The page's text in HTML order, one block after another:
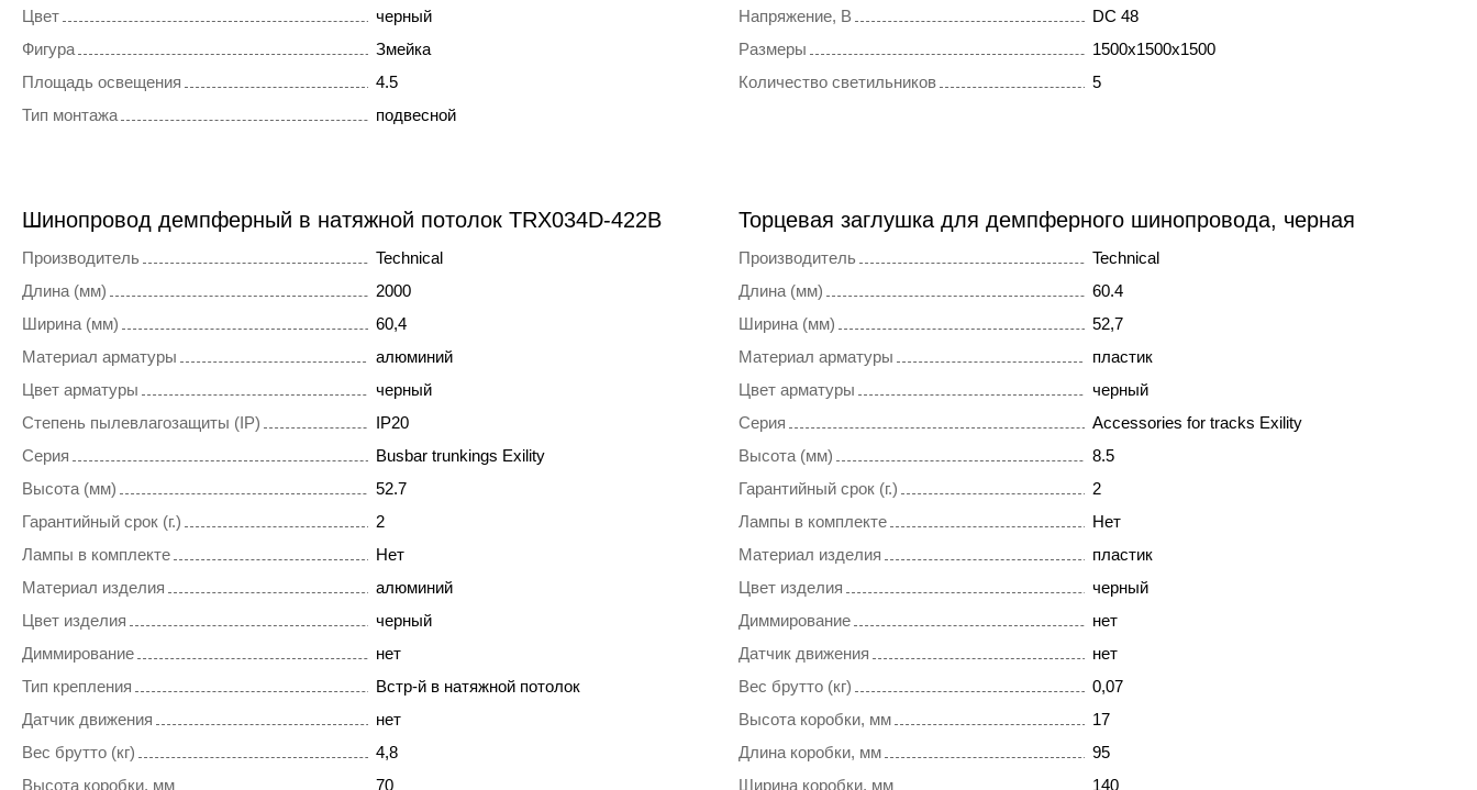
Цвет
черный Напряжение, В
DC 48
Фигура
Змейка Размеры
1500x1500x1500
Площадь освещения
4.5 Количество светильников
5
Тип монтажа
подвесной
Шинопровод демпферный в натяжной потолок TRX034D-422B
Производитель
Technical
Длина (мм)
2000
Ширина (мм)
60,4
Материал арматуры
алюминий
Цвет арматуры
черный
Степень пылевлагозащиты (IP)
IP20
Серия
Busbar trunkings Exility
Высота (мм)
52.7
Гарантийный срок (г.)
2
Лампы в комплекте
Нет
Материал изделия
алюминий
Цвет изделия
черный
Диммирование
нет
Тип крепления
Встр-й в натяжной потолок
Датчик движения
нет
Вес брутто (кг)
4,8
Высота коробки, мм
70
Торцевая заглушка для демпферного шинопровода, черная
Производитель
Technical
Длина (мм)
60.4
Ширина (мм)
52,7
Материал арматуры
пластик
Цвет арматуры
черный
Серия
Accessories for tracks Exility
Высота (мм)
8.5
Гарантийный срок (г.)
2
Лампы в комплекте
Нет
Материал изделия
пластик
Цвет изделия
черный
Диммирование
нет
Датчик движения
нет
Вес брутто (кг)
0,07
Высота коробки, мм
17
Длина коробки, мм
95
Ширина коробки, мм
140